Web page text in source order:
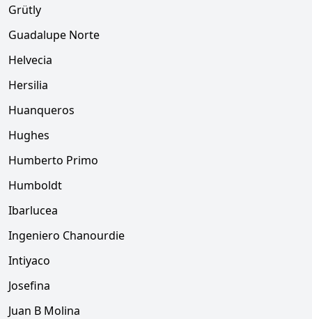
Grütly
Guadalupe Norte
Helvecia
Hersilia
Huanqueros
Hughes
Humberto Primo
Humboldt
Ibarlucea
Ingeniero Chanourdie
Intiyaco
Josefina
Juan B Molina